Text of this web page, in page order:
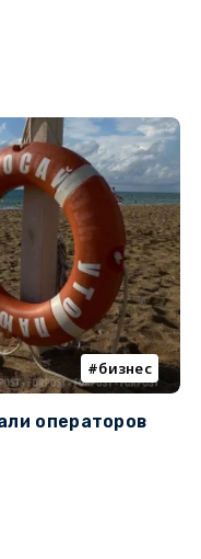
бизнес
операторов